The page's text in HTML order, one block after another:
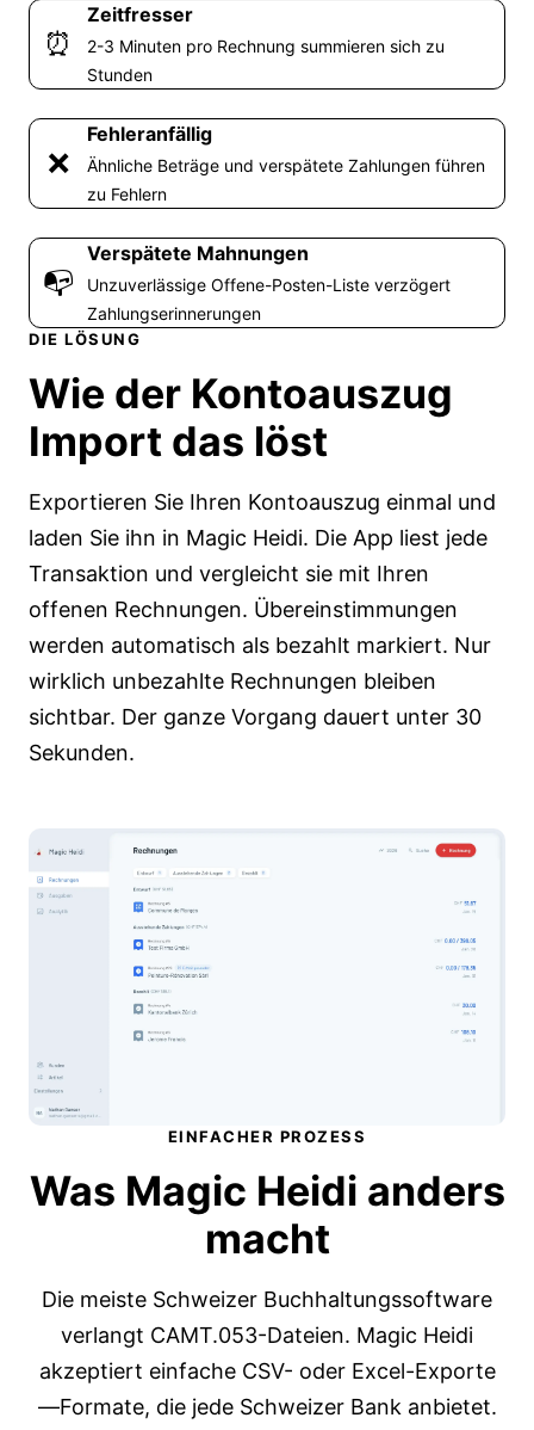
⏰
Zeitfresser
2-3 Minuten pro Rechnung summieren sich zu
Stunden
❌
Fehleranfällig
Ähnliche Beträge und verspätete Zahlungen führen
zu Fehlern
📭
Verspätete Mahnungen
Unzuverlässige Offene-Posten-Liste verzögert
Zahlungserinnerungen
DIE LÖSUNG
Wie der Kontoauszug
Import das löst
Exportieren Sie Ihren Kontoauszug einmal und
laden Sie ihn in Magic Heidi. Die App liest jede
Transaktion und vergleicht sie mit Ihren
offenen Rechnungen. Übereinstimmungen
werden automatisch als bezahlt markiert. Nur
wirklich unbezahlte Rechnungen bleiben
sichtbar. Der ganze Vorgang dauert unter 30
Sekunden.
EINFACHER PROZESS
Was Magic Heidi anders
macht
Die meiste Schweizer Buchhaltungssoftware
verlangt CAMT.053-Dateien. Magic Heidi
akzeptiert einfache CSV- oder Excel-Exporte
—Formate, die jede Schweizer Bank anbietet.